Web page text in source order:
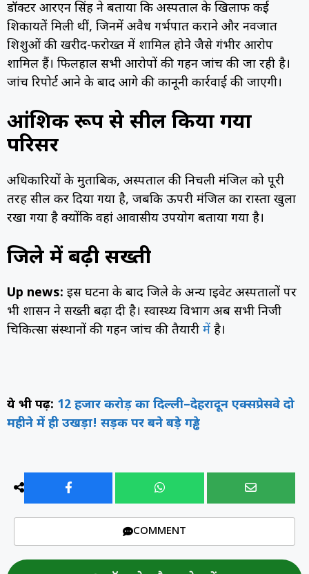
डॉक्टर आरएन सिंह ने बताया कि अस्पताल के खिलाफ कई
शिकायतें मिली थीं, जिनमें अवैध गर्भपात कराने और नवजात
शिशुओं की खरीद-फरोख्त में शामिल होने जैसे गंभीर आरोप
शामिल हैं। फिलहाल सभी आरोपों की गहन जांच की जा रही है।
जांच रिपोर्ट आने के बाद आगे की कानूनी कार्रवाई की जाएगी।
आंशिक रूप से सील किया गया
परिसर
अधिकारियों के मुताबिक, अस्पताल की निचली मंजिल को पूरी
तरह सील कर दिया गया है, जबकि ऊपरी मंजिल का रास्ता खुला
रखा गया है क्योंकि वहां आवासीय उपयोग बताया गया है।
जिले में बढ़ी सख्ती
Up news: इस घटना के बाद जिले के अन्य प्राइवेट अस्पतालों पर
भी प्रशासन ने सख्ती बढ़ा दी है। स्वास्थ्य विभाग अब सभी निजी
चिकित्सा संस्थानों की गहन जांच की तैयारी में है।
ये भी पढ़ें: 12 हजार करोड़ का दिल्ली–देहरादून एक्सप्रेसवे दो
महीने में ही उखड़ा! सड़क पर बने बड़े गड्ढे
COMMENT